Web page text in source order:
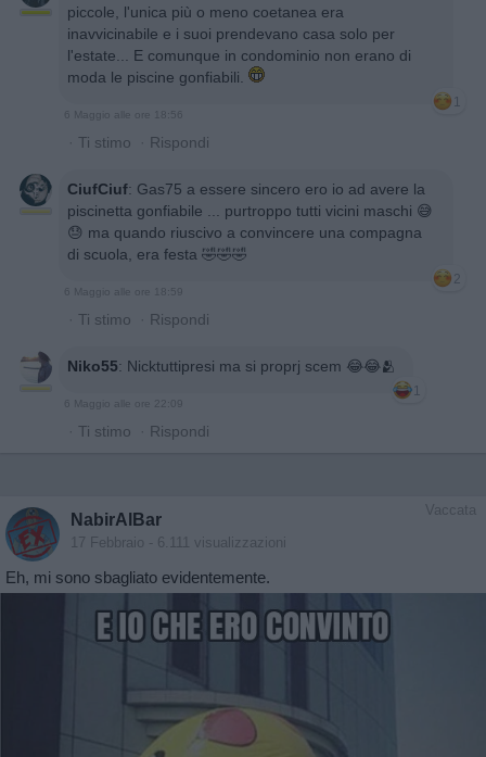
piccole, l'unica più o meno coetanea era
inavvicinabile e i suoi prendevano casa solo per
l'estate... E comunque in condominio non erano di
moda le piscine gonfiabili.
1
6 Maggio alle ore 18:56
· Ti stimo · Rispondi
CiufCiuf: Gas75 a essere sincero ero io ad avere la
piscinetta gonfiabile ... purtroppo tutti vicini maschi 😅
😓 ma quando riuscivo a convincere una compagna
di scuola, era festa 🤣🤣🤣
2
6 Maggio alle ore 18:59
· Ti stimo · Rispondi
Niko55: Nicktuttipresi ma si proprj scem 😂😂🫂
1
6 Maggio alle ore 22:09
· Ti stimo · Rispondi
Vaccata
NabirAlBar
17 Febbraio - 6.111 visualizzazioni
Eh, mi sono sbagliato evidentemente.